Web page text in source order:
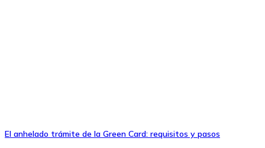
El anhelado trámite de la Green Card: requisitos y pasos